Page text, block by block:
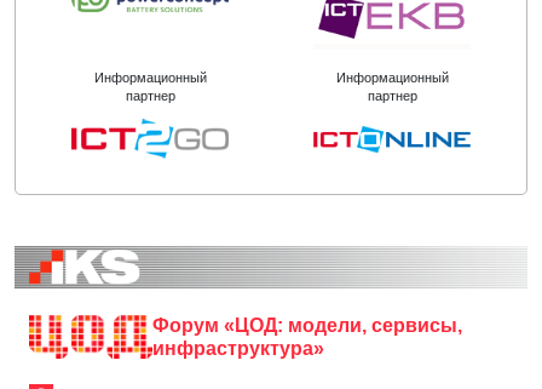
Информационный
партнер
Информационный
партнер
Форум «ЦОД: модели, сервисы,
инфраструктура»